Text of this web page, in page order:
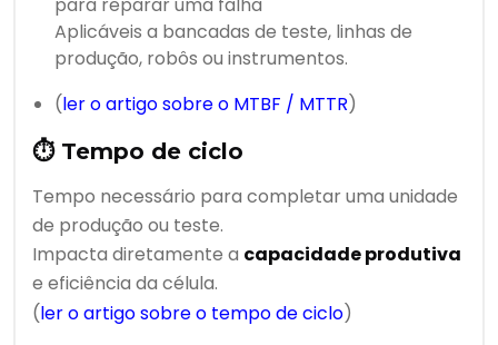
Aplicáveis a bancadas de teste, linhas de
produção, robôs ou instrumentos.
(ler o artigo sobre o MTBF / MTTR)
⏱️ Tempo de ciclo
Tempo necessário para completar uma unidade
de produção ou teste.
Impacta diretamente a capacidade produtiva
e eficiência da célula.
(ler o artigo sobre o tempo de ciclo)